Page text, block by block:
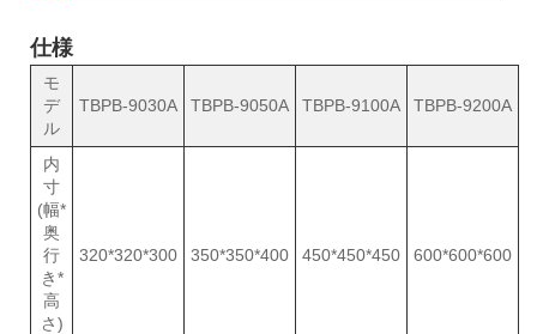
仕様
モ
デ
ル
TBPB-9030A TBPB-9050A TBPB-9100A TBPB-9200A
内
寸
(幅*
奥
行
き*
高
さ)
320*320*300 350*350*400 450*450*450 600*600*600